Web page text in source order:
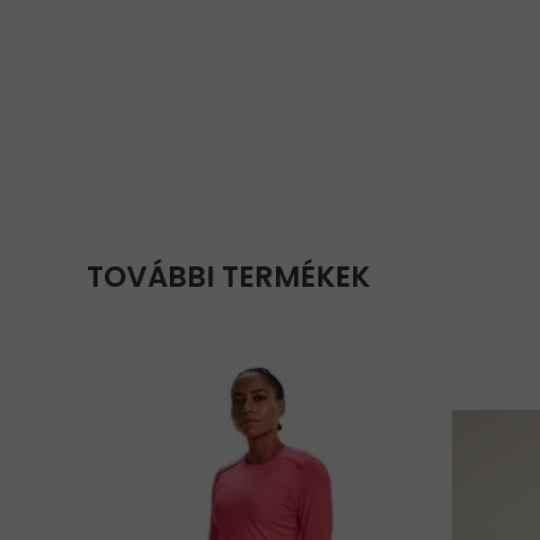
TOVÁBBI TERMÉKEK